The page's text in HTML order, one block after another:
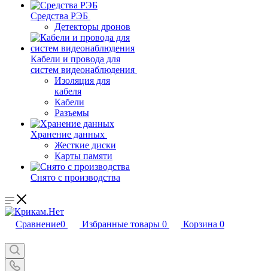
Средства РЭБ
Детекторы дронов
Кабели и провода для
систем видеонаблюдения
Изоляция для
кабеля
Кабели
Разъемы
Хранение данных
Жесткие диски
Карты памяти
Снято с производства
Сравнение0 Избранные товары 0 Корзина 0